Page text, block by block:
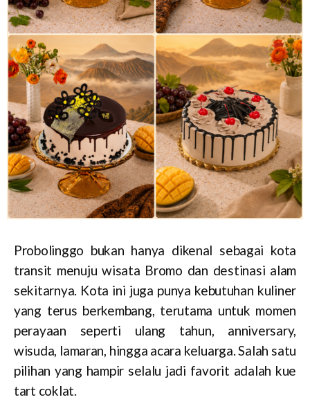
Probolinggo bukan hanya dikenal sebagai kota
transit menuju wisata Bromo dan destinasi alam
sekitarnya. Kota ini juga punya kebutuhan kuliner
yang terus berkembang, terutama untuk momen
perayaan seperti ulang tahun, anniversary,
wisuda, lamaran, hingga acara keluarga. Salah satu
pilihan yang hampir selalu jadi favorit adalah kue
tart coklat.